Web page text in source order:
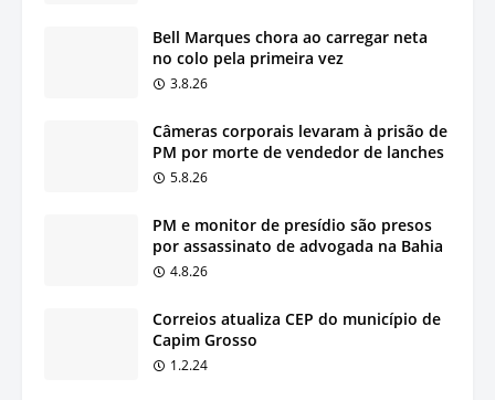
Bell Marques chora ao carregar neta
no colo pela primeira vez
3.8.26
Câmeras corporais levaram à prisão de
PM por morte de vendedor de lanches
5.8.26
PM e monitor de presídio são presos
por assassinato de advogada na Bahia
4.8.26
Correios atualiza CEP do município de
Capim Grosso
1.2.24